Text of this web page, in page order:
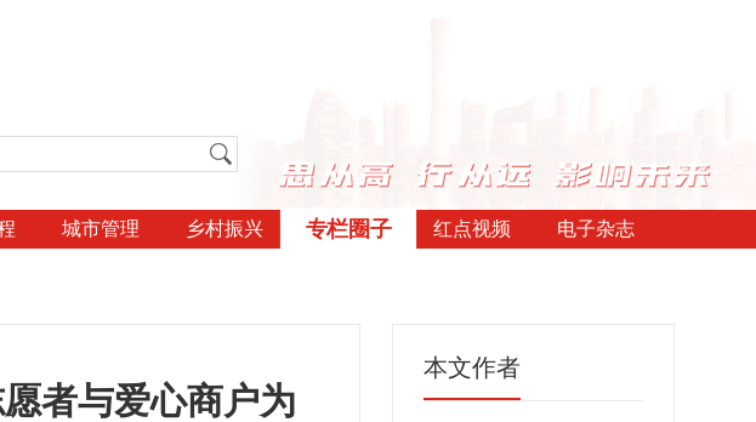
城市管理 乡村振兴 专栏圈子 红点视频 电子杂志
者与爱心商户为
本文作者